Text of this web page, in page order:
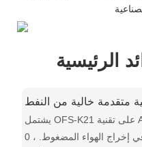
الرئيسية
متقدمة خالية من النفط
يشتمل OFS-K21 على تقنية Atlas Copco's ISO 8573-1 Class
0 ، مما يضمن تلوث النفط صفريًا في إخراج الهواء المضغوط.